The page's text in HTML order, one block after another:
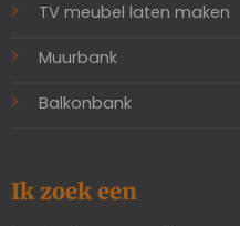
TV meubel laten maken
Muurbank
Balkonbank
Ik zoek een